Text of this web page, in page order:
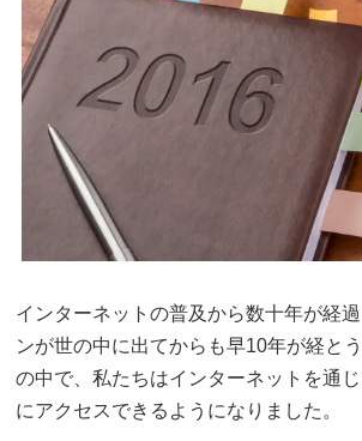
インターネットの普及から数十年が経
ンが世の中に出てからも早10年が経と
の中で、私たちはインターネットを通
にアクセスできるようになりました。